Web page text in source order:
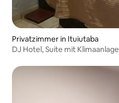
Privatzimmer in Ituiutaba
DJ Hotel, Suite mit Klimaanlage